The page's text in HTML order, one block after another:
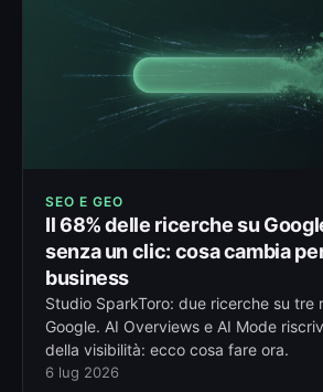
SEO E GEO
Il 68% delle ricerche su
senza un clic: cosa cambia
business
Studio SparkToro: due ricerche su tre
Google. AI Overviews e AI Mode
della visibilità: ecco cosa fare ora.
6 lug 2026